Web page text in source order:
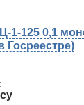
1-125 0,1
Госреестре)